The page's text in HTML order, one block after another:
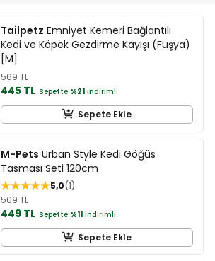
Tailpetz Emniyet Kemeri Bağlantılı
Kedi ve Köpek Gezdirme Kayışı (Fuşya)
[M]
569 TL
445 TL Sepette %21 indirimli
Sepete Ekle
M-Pets Urban Style Kedi Göğüs
Tasması Seti 120cm
5,0 1
509 TL
449 TL Sepette %11 indirimli
Sepete Ekle